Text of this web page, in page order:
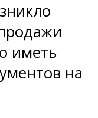
иметь
на